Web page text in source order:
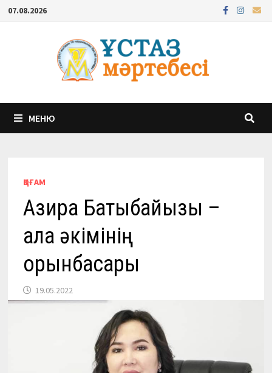
Перейти
содержимому
07.08.2026
МЕНЮ
ҚОҒАМ
Ақзира Бақтыбайқызы –
қала әкімінің
орынбасары
19.05.2022